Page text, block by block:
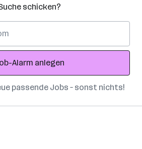
schicken?
Alarm anlegen
passende Jobs – sonst nichts!